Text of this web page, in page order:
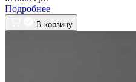
Подробнее
В корзину